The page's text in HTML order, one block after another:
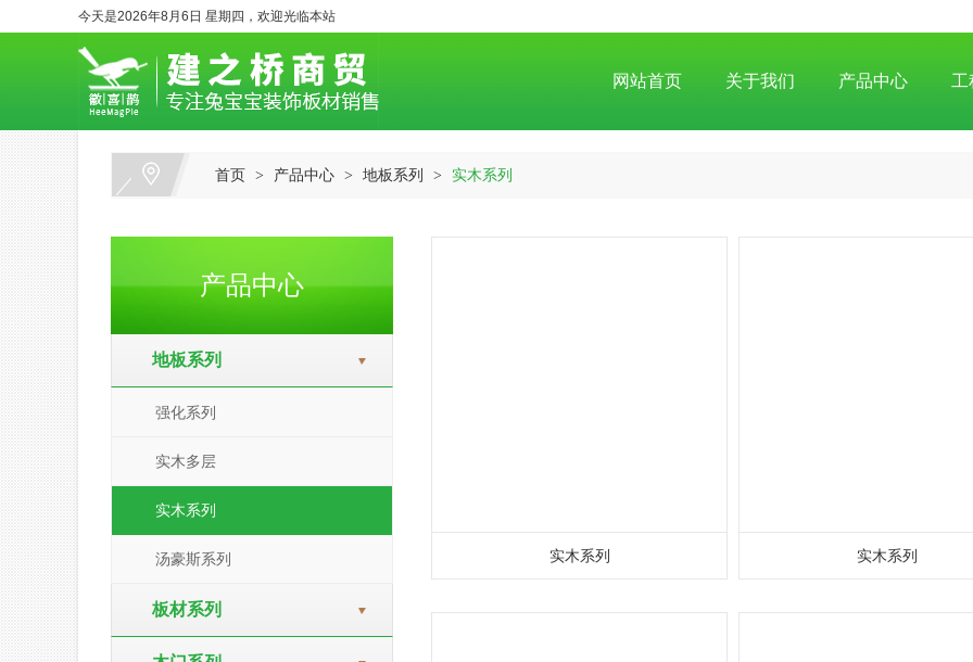
今天是2026年8月6日 星期四，欢迎光临本站
网站首页 关于我们 产品中心 工
首页 > 产品中心 > 地板系列 > 实木系列
产品中心
地板系列
强化系列
实木多层
实木系列
汤豪斯系列
板材系列
实木系列 实木系列